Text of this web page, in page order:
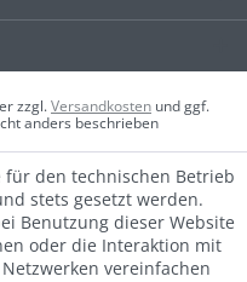
zzgl.Versandkosten und ggf.
anders beschrieben
für den technischen Betrieb
stets gesetzt werden.
Benutzung dieser Website
oder die Interaktion mit
vereinfachen